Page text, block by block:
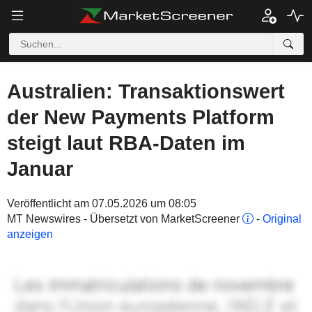
Australien: Transaktionswert
der New Payments Platform
steigt laut RBA-Daten im
Januar
Veröffentlicht am 07.05.2026 um 08:05
MT Newswires - Übersetzt von MarketScreener
- Original
anzeigen